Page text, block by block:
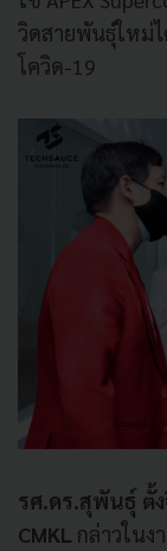
วิดสายพันธุ์ใหม่
โควิด-19
รศ.ดร.สุพันธุ์ ตั้
CMKL กล่าวในง